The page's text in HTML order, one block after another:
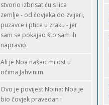
stvorio izbrisat ću s lica
zemlje - od čovjeka do zvijeri,
puzavce i ptice u zraku - jer
sam se pokajao što sam ih
napravio.
Ali je Noa našao milost u
očima Jahvinim.
Ovo je povijest Noina: Noa je
bio čovjek pravedan i